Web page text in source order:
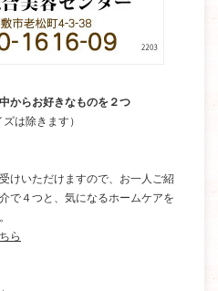
からお好きなものを２つ
は除きます）
けいただけますので、お一人ご紹
で４つと、気になるホームケアを
ら